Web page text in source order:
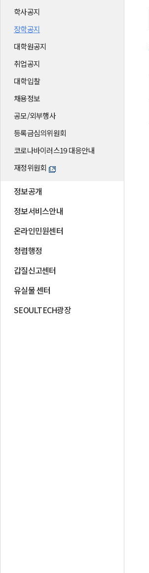
학사공지
장학공지
대학원공지
취업공지
대학입찰
채용정보
공모/외부행사
등록금심의위원회
코로나바이러스19 대응안내
재정위원회
정보공개
정보서비스안내
온라인민원센터
청렴행정
갑질신고센터
유실물 센터
SEOULTECH광장